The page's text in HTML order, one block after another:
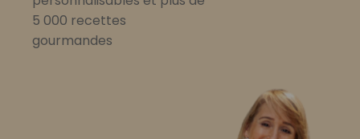
5 000 recettes
gourmandes